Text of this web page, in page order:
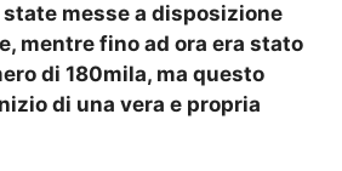
messe a disposizione
mentre fino ad ora era stato
di 180mila, ma questo
di una vera e propria